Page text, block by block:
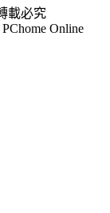
載必究
Online